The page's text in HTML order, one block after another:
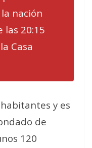
nación
las 20:15
Casa
y es
de
120